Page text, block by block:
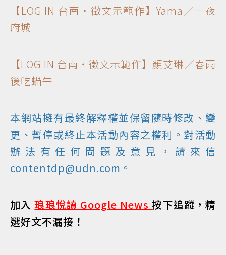
【LOG IN 台南‧徵文示範作】Yama／一夜
府城
【LOG IN 台南‧徵文示範作】顏艾琳／春雨
後吃蝸牛
本網站擁有最終解釋權並保留隨時修改、變
更、暫停或終止本活動內容之權利。對活動
辦法有任何問題及意見，請來信
contentdp@udn.com。
加入琅琅悅讀 Google News按下追蹤，精
選好文不漏接！